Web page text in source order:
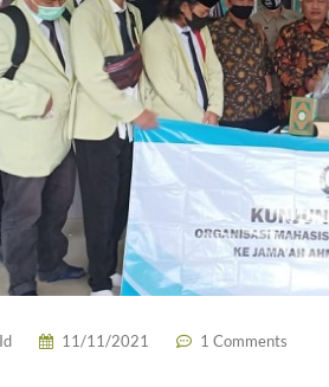
11/11/2021 1 Comments